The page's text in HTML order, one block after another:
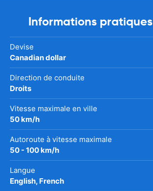
Informations pratiques
Devise
Canadian dollar
Direction de conduite
Droits
Vitesse maximale en ville
50 km/h
Autoroute à vitesse maximale
50 - 100 km/h
Langue
English, French